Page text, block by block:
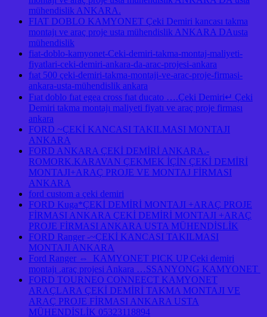
mühendislik ANKARA.
FIAT DOBLO KAMYONET Çeki Demiri kancası takma
montajı ve araç proje usta mühendislik ANKARA DAusta
mühendislik
fiat-doblo-kamyonet-Ceki-demiri-takma-montaj-maliyeti-
fiyatlari-ceki-demiri-ankara-da-arac-projesi-ankara
fıat 500 çeki-demiri-takma-montaji-ve-arac-proje-firmasi-
ankara-usta-mühendislik ankara
Fıat doblo fıat egea cross fıat ducato ….Çeki Demiri↵ Çeki
Demiri takma montajı maliyeti fiyatı ve araç proje firması
ankara
FORD ~ÇEKİ KANCASI TAKILMASI MONTAJI
ANKARA
FORD ANKARA ÇEKİ DEMİRİ ANKARA.-
ROMORK.KARAVAN ÇEKMEK İÇİN ÇEKİ DEMİRİ
MONTAJI+ARAÇ PROJE VE MONTAJ FİRMASI
ANKARA
ford custom a çeki demiri
FORD Kuga*ÇEKİ DEMİRİ MONTAJI +ARAÇ PROJE
FİRMASI ANKARA ÇEKİ DEMİRİ MONTAJI +ARAÇ
PROJE FİRMASI ANKARA USTA MÜHENDİSLİK
FORD Ranger -~ÇEKİ KANCASI TAKILMASI
MONTAJI ANKARA
Ford Ranger ⇔ KAMYONET PICK UP Çeki demiri
montajı .araç projesi Ankara …SSANYONG KAMYONET
FORD TOURNEO CONNEECT KAMYONET
ARAÇLARA ÇEKİ DEMİRİ TAKMA MONTAJI VE
ARAÇ PROJE FİRMASI ANKARA USTA
MÜHENDİSLİK 05323118894